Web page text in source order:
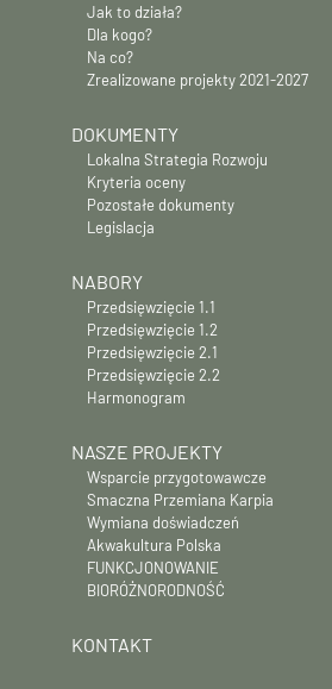
Jak to działa?
Dla kogo?
Na co?
Zrealizowane projekty 2021-2027
DOKUMENTY
Lokalna Strategia Rozwoju
Kryteria oceny
Pozostałe dokumenty
Legislacja
NABORY
Przedsięwzięcie 1.1
Przedsięwzięcie 1.2
Przedsięwzięcie 2.1
Przedsięwzięcie 2.2
Harmonogram
NASZE PROJEKTY
Wsparcie przygotowawcze
Smaczna Przemiana Karpia
Wymiana doświadczeń
Akwakultura Polska
FUNKCJONOWANIE
BIORÓŻNORODNOŚĆ
KONTAKT